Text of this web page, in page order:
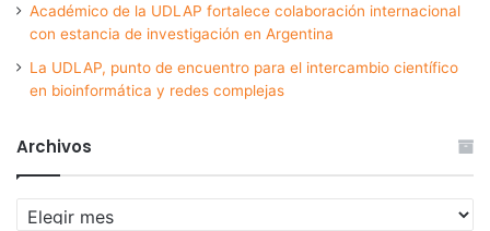
Académico de la UDLAP fortalece colaboración internacional
con estancia de investigación en Argentina
La UDLAP, punto de encuentro para el intercambio científico
en bioinformática y redes complejas
Archivos
Archivos